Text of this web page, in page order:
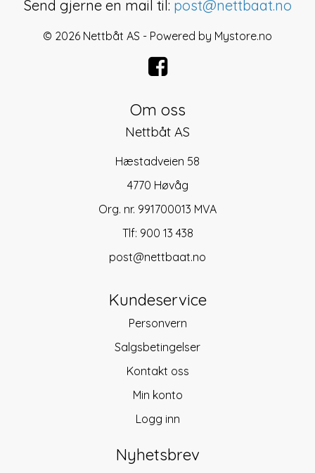
Send gjerne en mail til: post@nettbaat.no
© 2026 Nettbåt AS - Powered by Mystore.no
Om oss
Nettbåt AS
Hæstadveien 58
4770 Høvåg
Org. nr. 991700013 MVA
Tlf: 900 13 438
post@nettbaat.no
Kundeservice
Personvern
Salgsbetingelser
Kontakt oss
Min konto
Logg inn
Nyhetsbrev